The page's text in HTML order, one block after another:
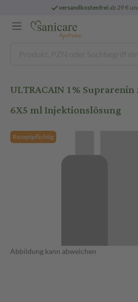
versandkostenfreiab 29 €
ULTRACAIN 1%
6X5 ml Injektionslösung
Rezeptpflichtig
Abbildung kann abweichen